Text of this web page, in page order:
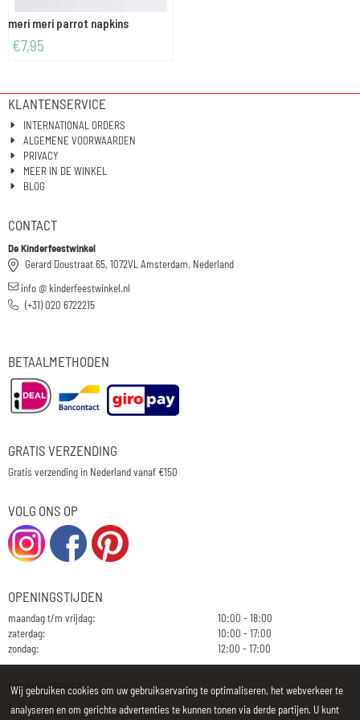
meri meri parrot napkins
€7,95
KLANTENSERVICE
INTERNATIONAL ORDERS
ALGEMENE VOORWAARDEN
PRIVACY
MEER IN DE WINKEL
BLOG
CONTACT
De Kinderfeestwinkel
Gerard Doustraat 65, 1072VL Amsterdam, Nederland
info @ kinderfeestwinkel.nl
(+31) 020 6722215
BETAALMETHODEN
GRATIS VERZENDING
Gratis verzending in Nederland vanaf €150
VOLG ONS OP
OPENINGSTIJDEN
maandag t/m vrijdag:
10:00 - 18:00
zaterdag:
10:00 - 17:00
zondag:
12:00 - 17:00
NIEUWSBRIEF
E-mailadres:
Wij gebruiken cookies om uw gebruikservaring te optimaliseren, het webverkeer te
analyseren en om gerichte advertenties te kunnen tonen via derde partijen. U kunt